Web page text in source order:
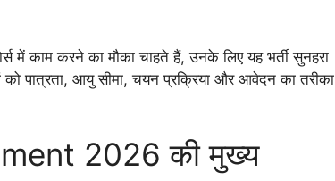
में काम करने का मौका चाहते हैं, उनके लिए यह भर्ती सुनहरा
पात्रता, आयु सीमा, चयन प्रक्रिया और आवेदन का तरीका
2026 की मुख्य